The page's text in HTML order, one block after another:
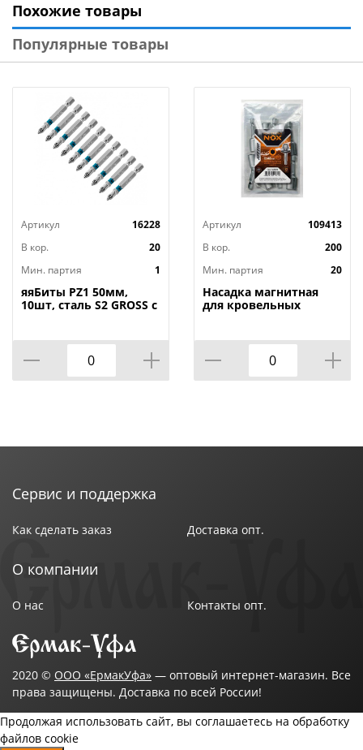
Похожие товары
Популярные товары
Артикул
16228
В кор.
20
Мин. партия
1
яяБиты PZ1 50мм,
10шт, сталь S2 GROSS с
Артикул
109413
В кор.
200
Мин. партия
20
Насадка магнитная
для кровельных
20/800
Сервис и поддержка
Как сделать заказ Доставка опт.
О компании
О нас Контакты опт.
2020 © ООО «ЕрмакУфа» — оптовый интернет-магазин. Все
права защищены. Доставка по всей России!
Продолжая использовать сайт, вы соглашаетесь на обработку
файлов cookie